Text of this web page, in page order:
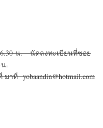
น. นัดลงทะเบียนที่ซอย
น.
าที่ yobaandin@hotmail.com